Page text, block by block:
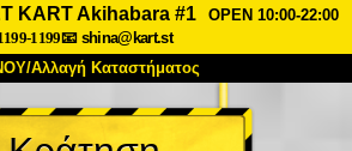
KART Akihabara #1
OPEN 10:00-22:00
1199📧 shina@kart.st
Αλλαγή Καταστήματος
ΚΥΡΙΩΣ